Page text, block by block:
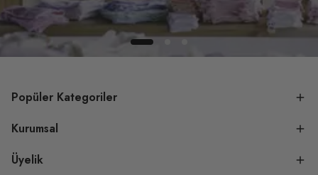
Popüler Kategoriler
Kurumsal
Üyelik